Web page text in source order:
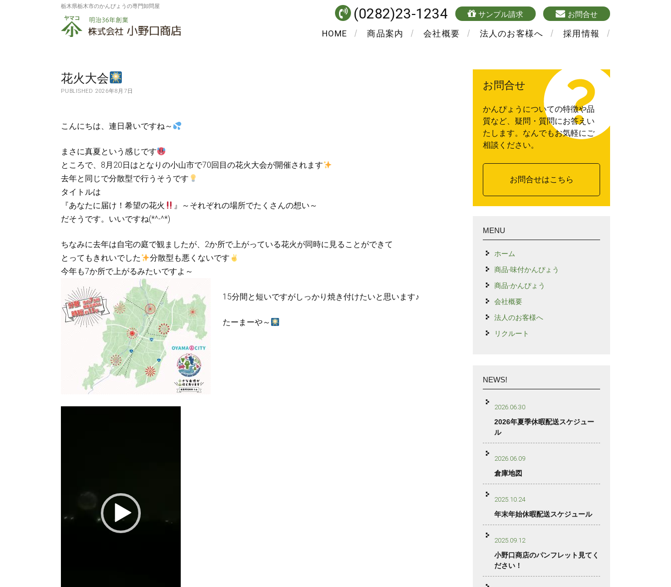
栃木県栃木市のかんぴょうの専門卸問屋
株
社
小
口
商
店
HOME 商品案内 会社概要 法人のお客様へ 採用情報
(0282)23-1234 sample
サンプル請求 mailform
お問合せ
花火大会
PUBLISHED 2026年8月7日
こんにちは、連日暑いですね～
まさに真夏という感じです
ところで、8月20日はとなりの小山市で70回目の花火大会が開催されます
去年と同じで分散型で行うそうです
タイトルは
『あなたに届け！希望の花火
』～それぞれの場所でたくさんの想い～
だそうです。いいですね(*^-^*)
ちなみに去年は自宅の庭で観ましたが、2か所で上がっている花火が同時に見ることができて
とってもきれいでした
分散型も悪くないです
今年も7か所で上がるみたいですよ～
15分間と短いですがしっかり焼き付けたいと思います♪
たーまーや～
お問合せ
かんぴょうについての特徴や品
質など、疑問・質問にお答えい
たします。なんでもお気軽にご
相談ください。
お問合せはこちら
MENU
ホーム
商品-味付かんぴょう
商品-かんぴょう
会社概要
法人のお客様へ
リクルート
NEWS!
2026.06.30
2026年夏季休暇配送スケジュー
ル
2026.06.09
倉庫地図
2025.10.24
年末年始休暇配送スケジュール
2025.09.12
小野口商店のパンフレット見てく
ださい！